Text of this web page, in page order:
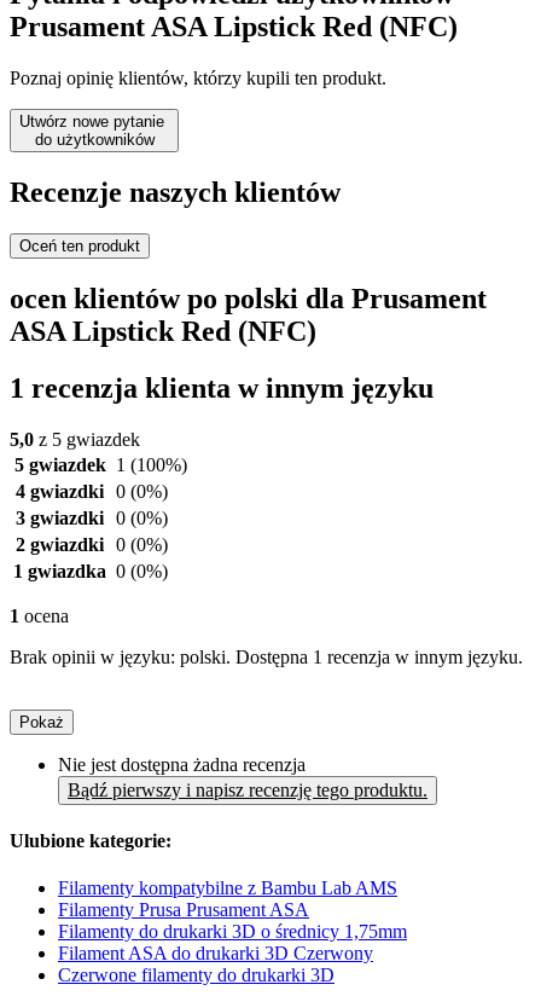
Prusament ASA Lipstick Red (NFC)
Poznaj opinię klientów, którzy kupili ten produkt.
Utwórz nowe pytanie
do użytkowników
Recenzje naszych klientów
Oceń ten produkt
ocen klientów po polski dla Prusament
ASA Lipstick Red (NFC)
1 recenzja klienta w innym języku
5,0 z 5 gwiazdek
5 gwiazdek 1 (100%)
4 gwiazdki 0 (0%)
3 gwiazdki 0 (0%)
2 gwiazdki 0 (0%)
1 gwiazdka 0 (0%)
1 ocena
Brak opinii w języku: polski. Dostępna 1 recenzja w innym języku.
Pokaż
Nie jest dostępna żadna recenzja
Bądź pierwszy i napisz recenzję tego produktu.
Ulubione kategorie:
Filamenty kompatybilne z Bambu Lab AMS
Filamenty Prusa Prusament ASA
Filamenty do drukarki 3D o średnicy 1,75mm
Filament ASA do drukarki 3D Czerwony
Czerwone filamenty do drukarki 3D